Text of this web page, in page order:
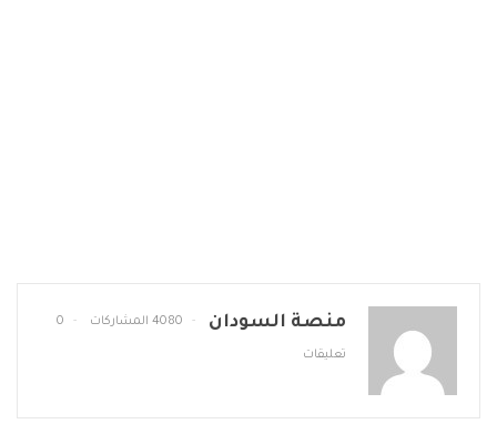
منصة السودان 4080 المشاركات 0
تعليقات